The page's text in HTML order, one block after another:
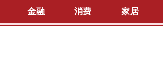
金融 消费 家居